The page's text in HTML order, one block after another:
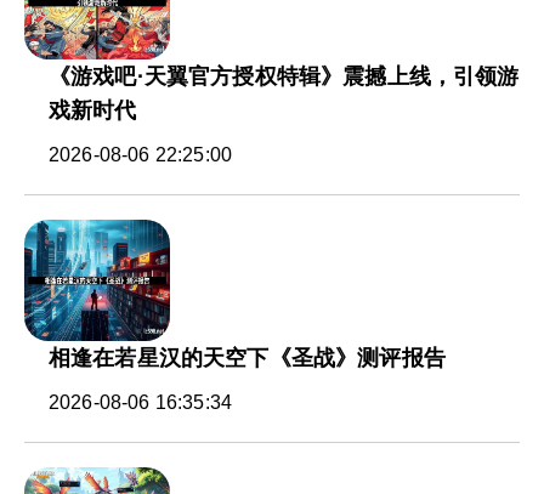
《游戏吧·天翼官方授权特辑》震撼上线，引领游
戏新时代
2026-08-06 22:25:00
相逢在若星汉的天空下《圣战》测评报告
2026-08-06 16:35:34